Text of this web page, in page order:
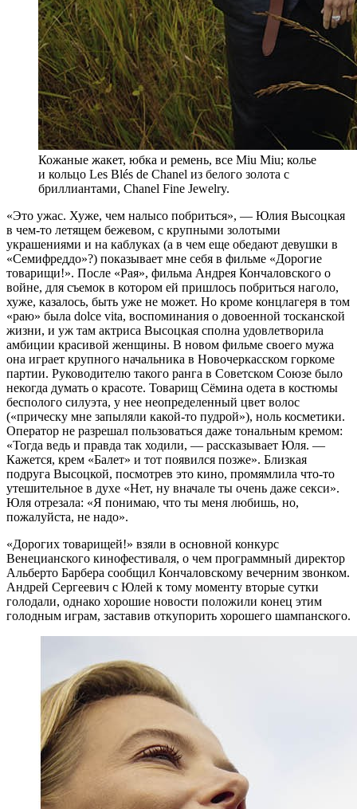
Кожаные жакет, юбка и ремень, все Miu Miu; колье
и кольцо Les Blés de Chanel из белого золота с
бриллиантами, Chanel Fine Jewelry.
«Это ужас. Хуже, чем налысо побриться», — Юлия Высоцкая
в чем-то летящем бежевом, с крупными золотыми
украшениями и на каблуках (а в чем еще обедают девушки в
«Семифреддо»?) показывает мне себя в фильме «Дорогие
товарищи!». После «Рая», фильма Андрея Кончаловского о
войне, для съемок в котором ей пришлось побриться наголо,
хуже, казалось, быть уже не может. Но кроме концлагеря в том
«раю» была dolce vita, воспоминания о довоенной тосканской
жизни, и уж там актриса Высоцкая сполна удовлетворила
амбиции красивой женщины. В новом фильме своего мужа
она играет крупного начальника в Новочеркасском горкоме
партии. Руководителю такого ранга в Советском Союзе было
некогда думать о красоте. Товарищ Сёмина одета в костюмы
бесполого силуэта, у нее неопределенный цвет волос
(«прическу мне запыляли какой-то пудрой»), ноль косметики.
Оператор не разрешал пользоваться даже тональным кремом:
«Тогда ведь и правда так ходили, — рассказывает Юля. —
Кажется, крем «Балет» и тот появился позже». Близкая
подруга Высоцкой, посмотрев это кино, промямлила что-то
утешительное в духе «Нет, ну вначале ты очень даже секси».
Юля отрезала: «Я понимаю, что ты меня любишь, но,
пожалуйста, не надо».
«Дорогих товарищей!» взяли в основной конкурс
Венецианского кинофестиваля, о чем программный директор
Альберто Барбера сообщил Кончаловскому вечерним звонком.
Андрей Сергеевич с Юлей к тому моменту вторые сутки
голодали, однако хорошие новости положили конец этим
голодным играм, заставив откупорить хорошего шампанского.